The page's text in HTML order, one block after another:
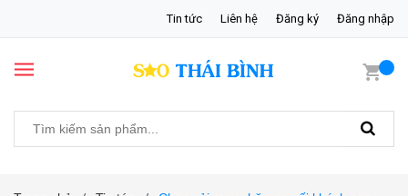
Tin tức Liên hệ Đăng ký Đăng nhập